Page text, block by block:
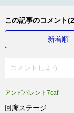
この記事のコメント
新着順
コメントしよう...
アンビバレント7caf
回廊ステージ